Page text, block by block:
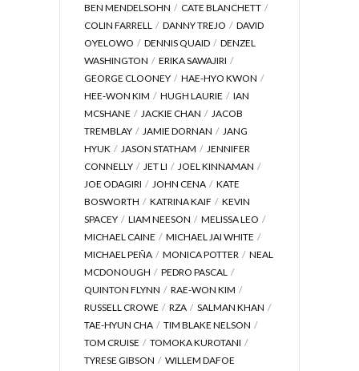
BEN MENDELSOHN
CATE BLANCHETT
COLIN FARRELL
DANNY TREJO
DAVID
OYELOWO
DENNIS QUAID
DENZEL
WASHINGTON
ERIKA SAWAJIRI
GEORGE CLOONEY
HAE-HYO KWON
HEE-WON KIM
HUGH LAURIE
IAN
MCSHANE
JACKIE CHAN
JACOB
TREMBLAY
JAMIE DORNAN
JANG
HYUK
JASON STATHAM
JENNIFER
CONNELLY
JET LI
JOEL KINNAMAN
JOE ODAGIRI
JOHN CENA
KATE
BOSWORTH
KATRINA KAIF
KEVIN
SPACEY
LIAM NEESON
MELISSA LEO
MICHAEL CAINE
MICHAEL JAI WHITE
MICHAEL PEÑA
MONICA POTTER
NEAL
MCDONOUGH
PEDRO PASCAL
QUINTON FLYNN
RAE-WON KIM
RUSSELL CROWE
RZA
SALMAN KHAN
TAE-HYUN CHA
TIM BLAKE NELSON
TOM CRUISE
TOMOKA KUROTANI
TYRESE GIBSON
WILLEM DAFOE